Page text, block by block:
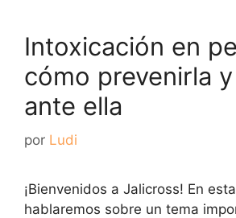
Intoxicación en
cómo prevenirla
ante ella
por Ludi
¡Bienvenidos a Jalicross! En
hablaremos sobre un tema